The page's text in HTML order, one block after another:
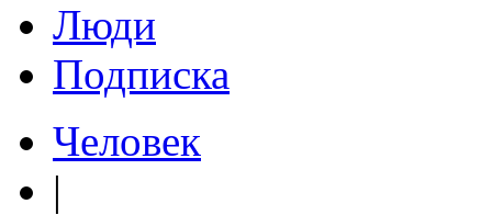
Люди
Подписка
Человек
|